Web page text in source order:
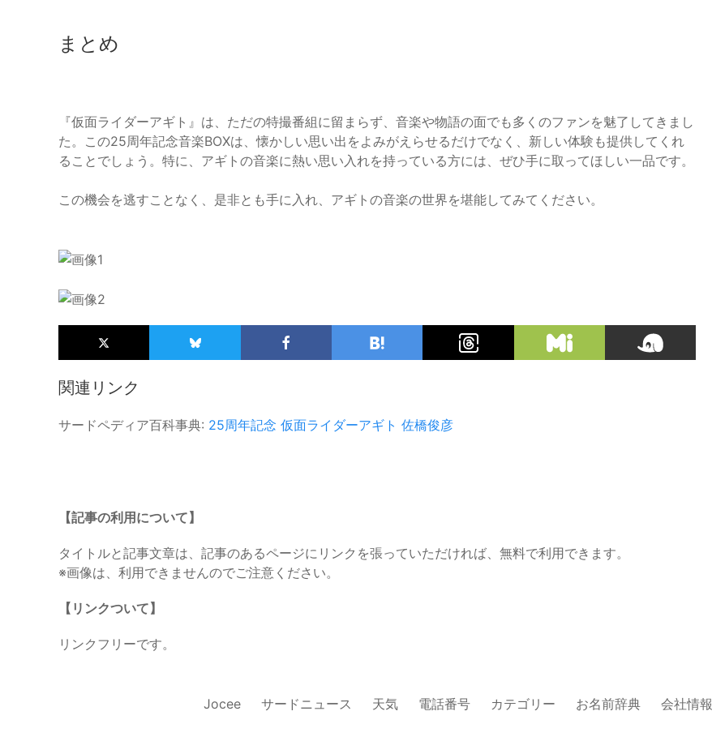
まとめ
『仮面ライダーアギト』は、ただの特撮番組に留まらず、音楽や物語の面でも多くのファンを魅了してきまし
た。この25周年記念音楽BOXは、懐かしい思い出をよみがえらせるだけでなく、新しい体験も提供してくれ
ることでしょう。特に、アギトの音楽に熱い思い入れを持っている方には、ぜひ手に取ってほしい一品です。
この機会を逃すことなく、是非とも手に入れ、アギトの音楽の世界を堪能してみてください。
関連リンク
サードペディア百科事典: 25周年記念 仮面ライダーアギト 佐橋俊彦
【記事の利用について】
タイトルと記事文章は、記事のあるページにリンクを張っていただければ、無料で利用できます。
※画像は、利用できませんのでご注意ください。
【リンクついて】
リンクフリーです。
Jocee サードニュース 天気 電話番号 カテゴリー お名前辞典 会社情報